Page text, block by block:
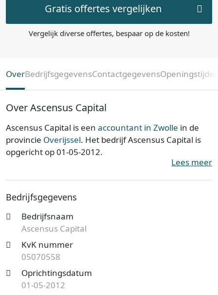
Gratis offertes vergelijken
Vergelijk diverse offertes, bespaar op de kosten!
OverBedrijfsgegevensContactgegevens
Over Ascensus Capital
Ascensus Capital is een accountant in Zwolle in de
provincie Overijssel. Het bedrijf Ascensus Capital is
opgericht op 01-05-2012.
nummer 05070558. De ondernemingsvorm is een
Onderstaand vind je meer gegevens van dit bedrijf.
Op zoek naar een accountantskantoor uit Zwolle en
benieuwd naar de prijzen en mogelijkheden?
nu je gratis offerteaanvraag
reactie. Vergelijk het aanbod en bespaar op de
Lees meer
Bedrijfsgegevens
Bedrijfsnaam
Ascensus Capital
KvK nummer
05070558
Oprichtingsdatum
01-05-2012